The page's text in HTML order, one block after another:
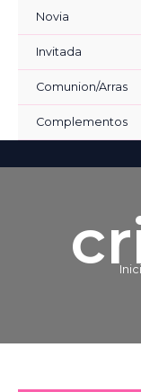
contenido
Novia
Invitada
Comunion/Arras
Complementos